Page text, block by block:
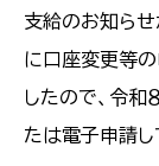
支給のお知らせ
に口座変更等の
したので、令和
たは電子申請し